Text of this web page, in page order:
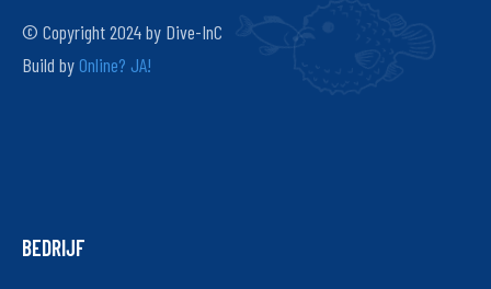
© Copyright 2024 by Dive-InC
Build byOnline? JA!
BEDRIJF